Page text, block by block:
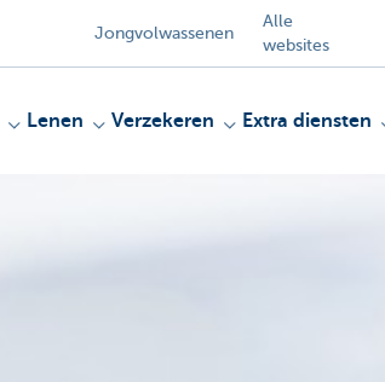
Jongvolwassenen
Alle
websites
Lenen Verzekeren Extra diensten